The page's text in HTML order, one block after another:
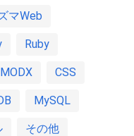
マWeb
Ruby
MODX CSS
MySQL
その他